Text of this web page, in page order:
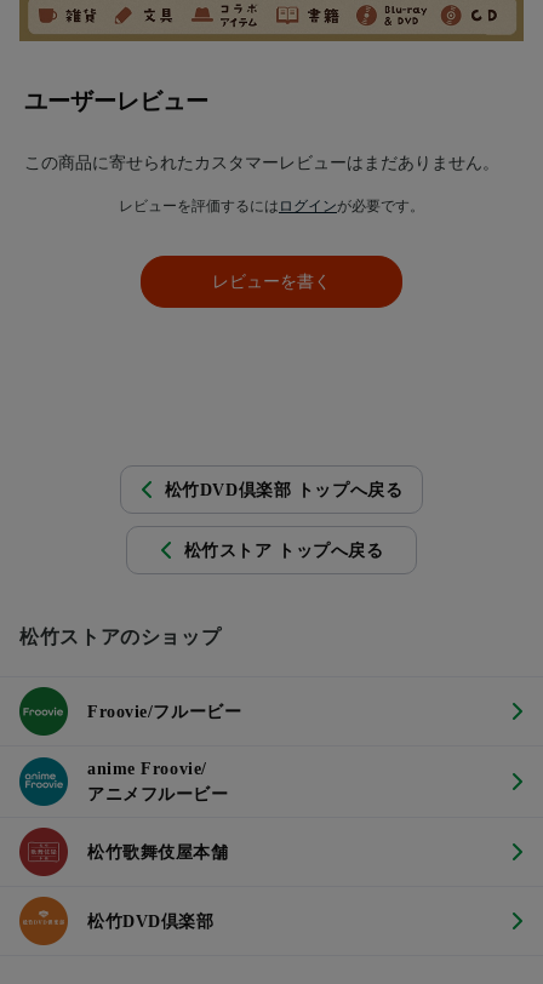
ユーザーレビュー
この商品に寄せられたカスタマーレビューはまだありません。
レビューを評価するには ログインが必要です。
レビューを書く
松竹DVD倶楽部 トップへ戻る
松竹ストア トップへ戻る
松竹ストアのショップ
Froovie/フルービー
anime Froovie/
アニメフルービー
松竹歌舞伎屋本舗
松竹DVD倶楽部